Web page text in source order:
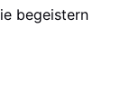
begeistern